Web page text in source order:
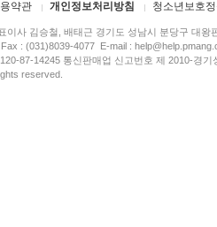
약관 개인정보처리방침 청소년보호
이사 김승철, 배태근 경기도 성남시 분당구 대왕
: (031)8039-4077 E-mail :
87-14245 통신판매업 신고번호 제 2010-경
reserved.